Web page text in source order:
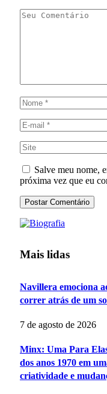
Salve meu nome,
próxima vez que eu
Mais lidas
Navillera emociona
correr atrás de um
7 de agosto de 2026
Minx: Uma Para
dos anos 1970 em
criatividade e